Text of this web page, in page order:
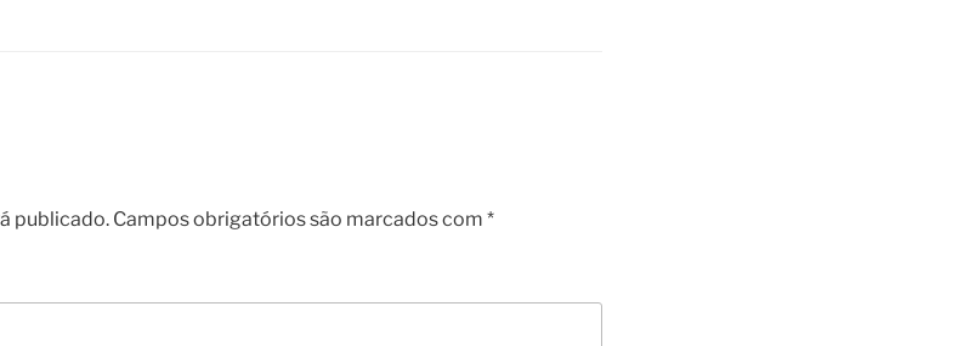
publicado. Campos obrigatórios são marcados com *